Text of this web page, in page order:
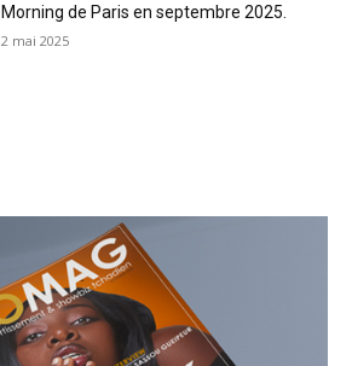
Morning de Paris en septembre 2025.
2 mai 2025